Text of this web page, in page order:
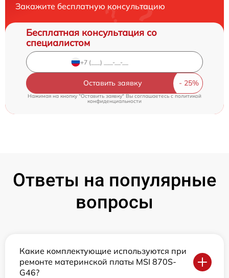
Закажите бесплатную консультацию
Бесплатная консультация со
специалистом
Оставить заявку
Нажимая на кнопку "Оставить заявку" Вы соглашаетесь cполитикой
конфиденциальности
Ответы на популярные
вопросы
Какие комплектующие используются при
ремонте материнской платы MSI 870S-
G46?